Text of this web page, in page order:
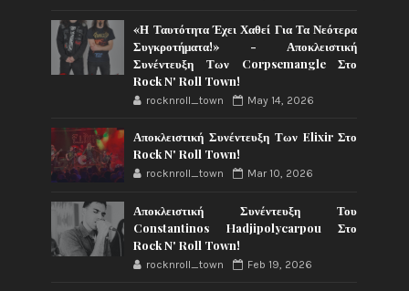
«Η Ταυτότητα Έχει Χαθεί Για Τα Νεότερα
Συγκροτήματα!» - Αποκλειστική
Συνέντευξη Των Corpsemangle Στο
Rock N' Roll Town!
rocknroll_town May 14, 2026
Αποκλειστική Συνέντευξη Των Elixir Στο
Rock N' Roll Town!
rocknroll_town Mar 10, 2026
Αποκλειστική Συνέντευξη Του
Constantinos Hadjipolycarpou Στο
Rock N' Roll Town!
rocknroll_town Feb 19, 2026